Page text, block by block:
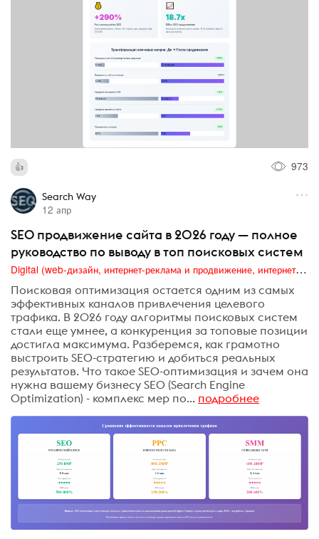
973
Search Way
12 апр
SEO продвижение сайта в 2026 году — полное
руководство по выводу в топ поисковых систем
Digital (web-дизайн, интернет-реклама и продвижение, интернет-сообщества и блоги, интернет-коммуникации, мобильный маркетинг, реклама на цифровых экранах)
Поисковая оптимизация остается одним из самых
эффективных каналов привлечения целевого
трафика. В 2026 году алгоритмы поисковых систем
стали еще умнее, а конкуренция за топовые позиции
достигла максимума. Разберемся, как грамотно
выстроить SEO-стратегию и добиться реальных
результатов. Что такое SEO-оптимизация и зачем она
нужна вашему бизнесу SEO (Search Engine
Optimization) - комплекс мер по... подробнее